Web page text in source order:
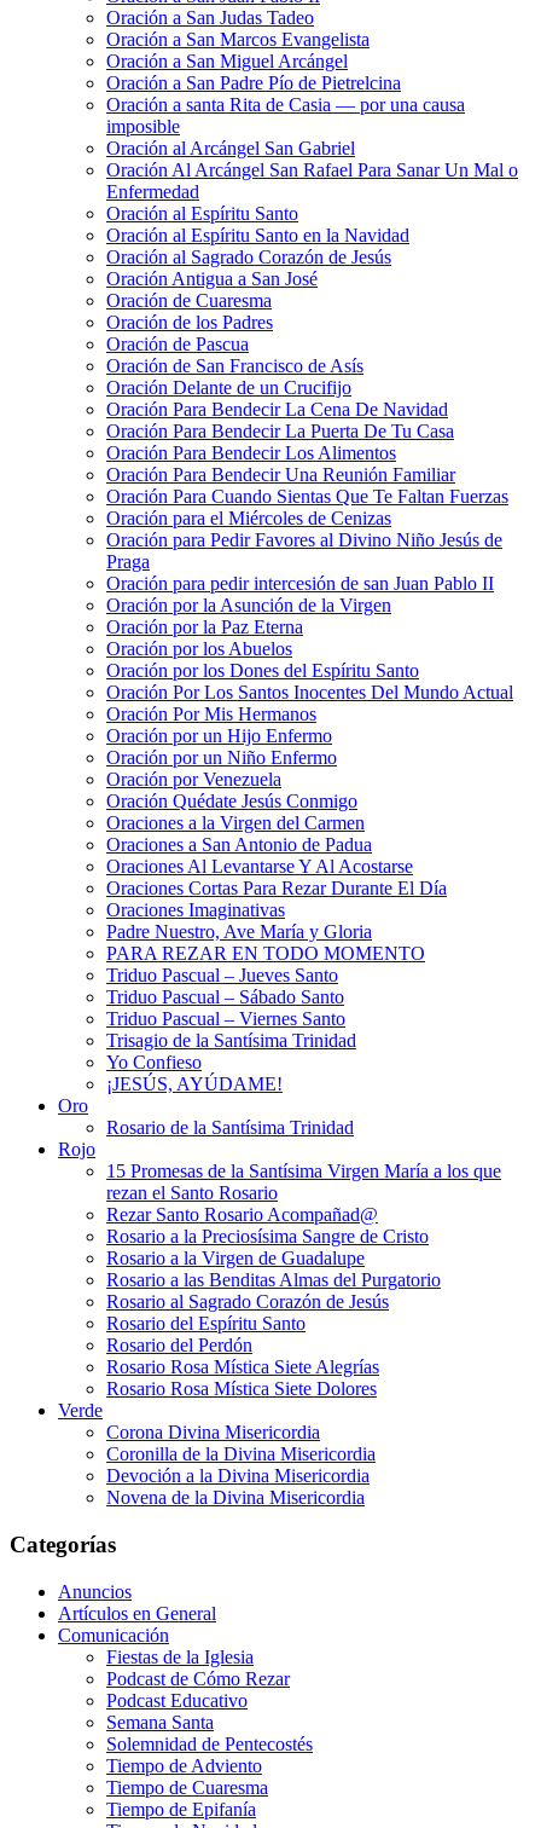
Oración a San Judas Tadeo
Oración a San Marcos Evangelista
Oración a San Miguel Arcángel
Oración a San Padre Pío de Pietrelcina
Oración a santa Rita de Casia — por una causa
imposible
Oración al Arcángel San Gabriel
Oración Al Arcángel San Rafael Para Sanar Un Mal o
Enfermedad
Oración al Espíritu Santo
Oración al Espíritu Santo en la Navidad
Oración al Sagrado Corazón de Jesús
Oración Antigua a San José
Oración de Cuaresma
Oración de los Padres
Oración de Pascua
Oración de San Francisco de Asís
Oración Delante de un Crucifijo
Oración Para Bendecir La Cena De Navidad
Oración Para Bendecir La Puerta De Tu Casa
Oración Para Bendecir Los Alimentos
Oración Para Bendecir Una Reunión Familiar
Oración Para Cuando Sientas Que Te Faltan Fuerzas
Oración para el Miércoles de Cenizas
Oración para Pedir Favores al Divino Niño Jesús de
Praga
Oración para pedir intercesión de san Juan Pablo II
Oración por la Asunción de la Virgen
Oración por la Paz Eterna
Oración por los Abuelos
Oración por los Dones del Espíritu Santo
Oración Por Los Santos Inocentes Del Mundo Actual
Oración Por Mis Hermanos
Oración por un Hijo Enfermo
Oración por un Niño Enfermo
Oración por Venezuela
Oración Quédate Jesús Conmigo
Oraciones a la Virgen del Carmen
Oraciones a San Antonio de Padua
Oraciones Al Levantarse Y Al Acostarse
Oraciones Cortas Para Rezar Durante El Día
Oraciones Imaginativas
Padre Nuestro, Ave María y Gloria
PARA REZAR EN TODO MOMENTO
Triduo Pascual – Jueves Santo
Triduo Pascual – Sábado Santo
Triduo Pascual – Viernes Santo
Trisagio de la Santísima Trinidad
Yo Confieso
¡JESÚS, AYÚDAME!
Oro
Rosario de la Santísima Trinidad
Rojo
15 Promesas de la Santísima Virgen María a los que
rezan el Santo Rosario
Rezar Santo Rosario Acompañad@
Rosario a la Preciosísima Sangre de Cristo
Rosario a la Virgen de Guadalupe
Rosario a las Benditas Almas del Purgatorio
Rosario al Sagrado Corazón de Jesús
Rosario del Espíritu Santo
Rosario del Perdón
Rosario Rosa Mística Siete Alegrías
Rosario Rosa Mística Siete Dolores
Verde
Corona Divina Misericordia
Coronilla de la Divina Misericordia
Devoción a la Divina Misericordia
Novena de la Divina Misericordia
Categorías
Anuncios
Artículos en General
Comunicación
Fiestas de la Iglesia
Podcast de Cómo Rezar
Podcast Educativo
Semana Santa
Solemnidad de Pentecostés
Tiempo de Adviento
Tiempo de Cuaresma
Tiempo de Epifanía